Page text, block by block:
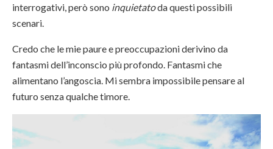
interrogativi, però sono inquietatoda questi possibili
scenari.
Credo che le mie paure e preoccupazioni derivino da
fantasmi dell’inconscio più profondo. Fantasmi che
alimentano l’angoscia. Mi sembra impossibile pensare al
futuro senza qualche timore.